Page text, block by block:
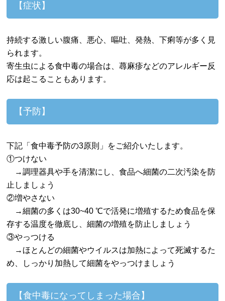
【症状】
持続する激しい腹痛、悪心、嘔吐、発熱、下痢等が多く見
られます。
寄生虫による食中毒の場合は、蕁麻疹などのアレルギー反
応は起こることもあります。
【予防】
下記「食中毒予防の3原則」をご紹介いたします。
①つけない
→調理器具や手を清潔にし、食品へ細菌の二次汚染を防
止しましょう
②増やさない
→細菌の多くは30~40 ℃で活発に増殖するため食品を保
存する温度を徹底し、細菌の増殖を防止しましょう
③やっつける
→ほとんどの細菌やウイルスは加熱によって死滅するた
め、しっかり加熱して細菌をやっつけましょう
【食中毒になってしまった場合】